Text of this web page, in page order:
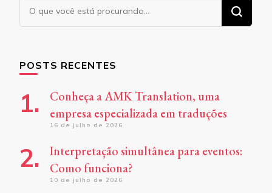
Procurando
algo?
POSTS RECENTES
Conheça a AMK Translation, uma
empresa especializada em traduções
16 de julho de 2026
Interpretação simultânea para eventos:
Como funciona?
10 de julho de 2026